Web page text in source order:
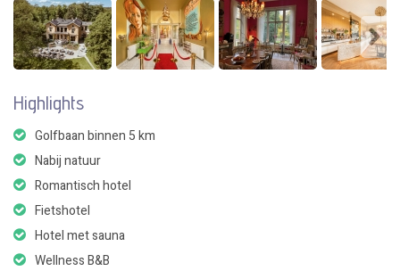
Highlights
Golfbaan binnen 5 km
Nabij natuur
Romantisch hotel
Fietshotel
Hotel met sauna
Wellness B&B